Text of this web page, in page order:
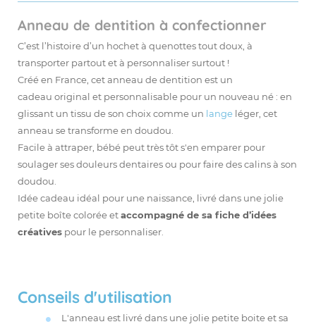
Anneau de dentition à confectionner
C’est l’histoire d’un hochet à quenottes tout doux, à
transporter partout et à personnaliser surtout !
Créé en France, cet anneau de dentition est un
cadeau original et personnalisable pour un nouveau né : en
glissant un tissu de son choix comme un lange léger, cet
anneau se transforme en doudou.
Facile à attraper, bébé peut très tôt s'en emparer pour
soulager ses douleurs dentaires ou pour faire des calins à son
doudou.
Idée cadeau idéal pour une naissance, livré dans une jolie
petite boîte colorée etaccompagné de sa fiche d’idées
créatives pour le personnaliser.
Conseils d'utilisation
L'anneau est livré dans une jolie petite boite et sa